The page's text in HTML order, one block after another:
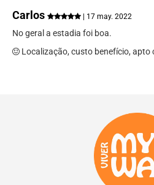
Carlos | 17 may. 2022
No geral a estadia foi boa.
Localização, custo benefício, apto